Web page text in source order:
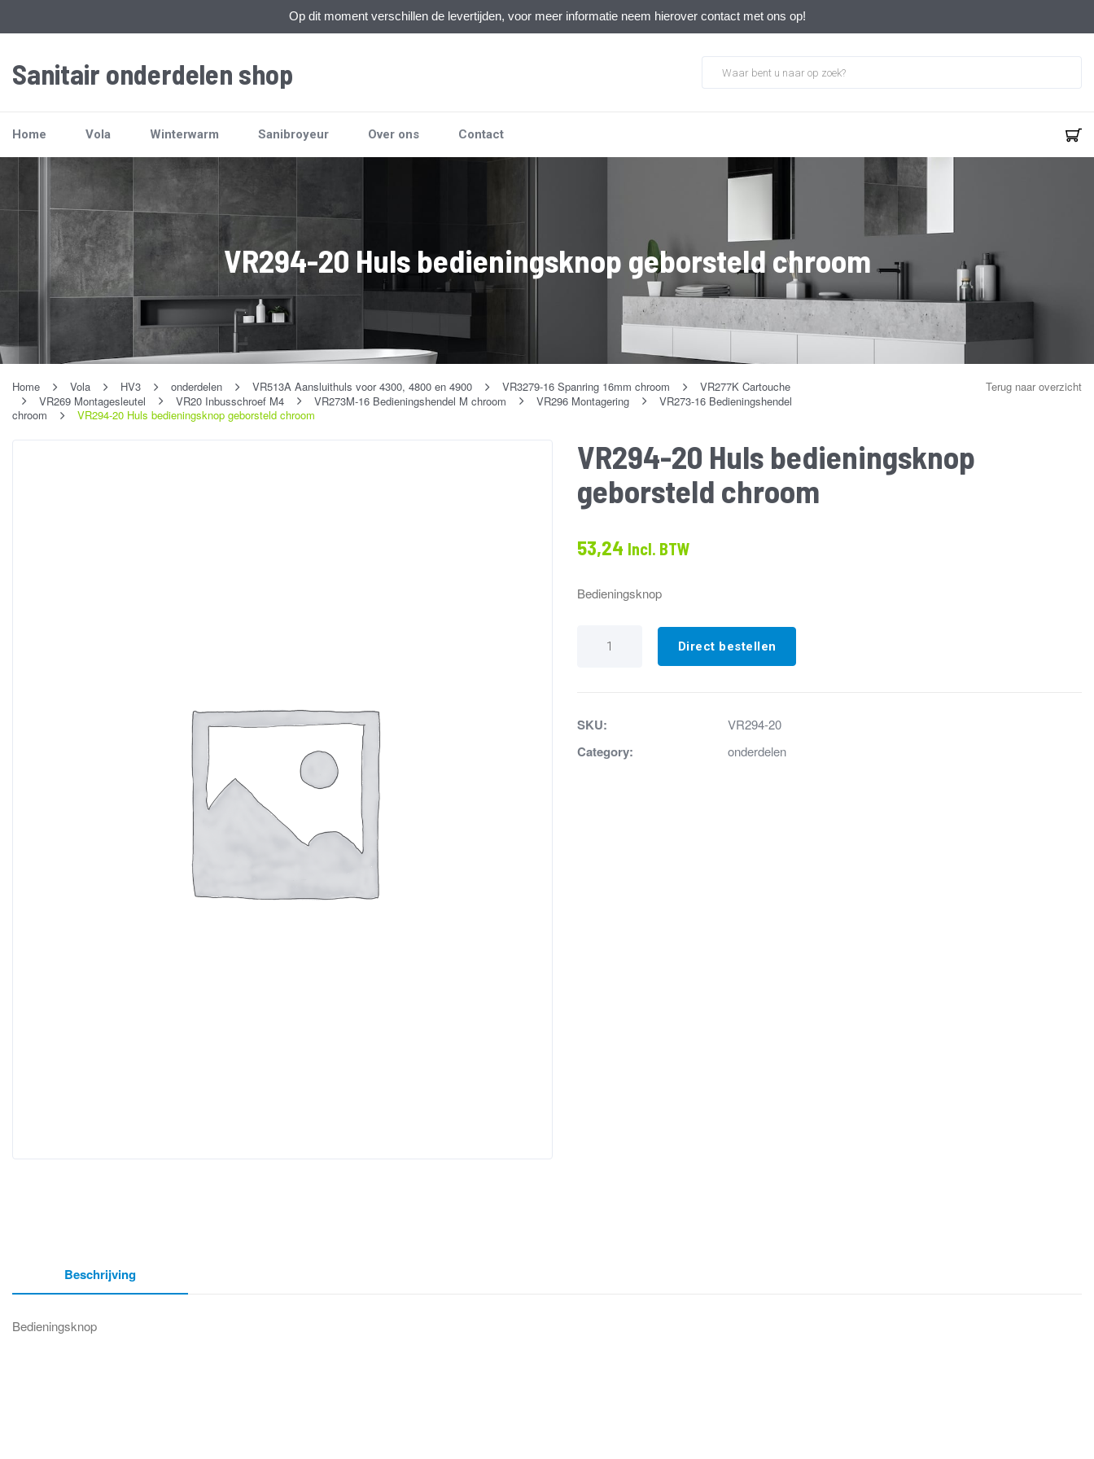
Op dit moment verschillen de levertijden, voor meer informatie neem hierover contact met ons op!
Sanitair onderdelen shop
Home Vola Winterwarm Sanibroyeur Over ons Contact
VR294-20 Huls bedieningsknop geborsteld chroom
Home Vola HV3 onderdelen VR513A Aansluithuls voor 4300, 4800 en 4900 VR3279-16 Spanring 16mm chroom
VR277K Cartouche
VR269 Montagesleutel
VR20 Inbusschroef M4 VR273M-16 Bedieningshendel M chroom VR296 Montagering
VR273-16 Bedieningshendel
chroom
VR294-20 Huls bedieningsknop geborsteld chroom
Terug naar overzicht
VR294-20 Huls bedieningsknop
geborsteld chroom
53,24 Incl. BTW
Bedieningsknop
aantal
Direct bestellen
SKU: VR294-20
Category: onderdelen
Beschrijving
Bedieningsknop